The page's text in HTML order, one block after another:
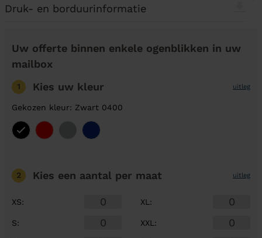
Druk- en borduurinformatie
Uw offerte binnen enkele ogenblikken in uw
mailbox
1 Kies uw kleur uitleg
Gekozen kleur: Zwart 0400
2 Kies een aantal per maat uitleg
XS:
S:
XL :
XXL :